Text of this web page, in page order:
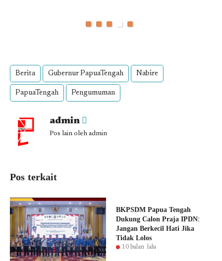
Berita Gubernur PapuaTengah Nabire
PapuaTengah Pengumuman
admin
Pos lain oleh admin
Pos terkait
BKPSDM Papua Tengah
Dukung Calon Praja IPDN:
Jangan Berkecil Hati Jika
Tidak Lolos
10 bulan lalu